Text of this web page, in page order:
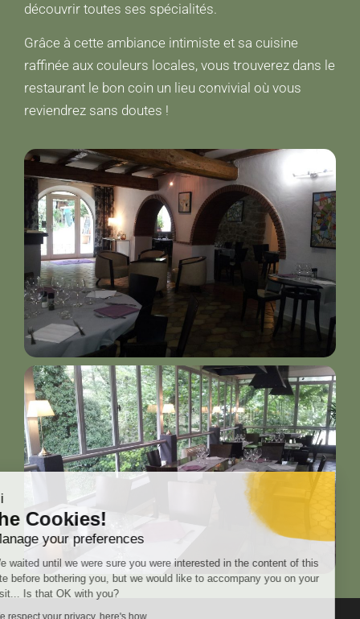
the Cookies!
Manage your preferences
We waited until we were sure you were interested in the content of this
site before bothering you, but we would like to accompany you on your
visit... Is that OK with you?
We respect your privacy, here's how.
découvrir toutes ses spécialités.
Grâce à cette ambiance intimiste et sa cuisine
raffinée aux couleurs locales, vous trouverez dans le
restaurant le bon coin un lieu convivial où vous
reviendrez sans doutes !